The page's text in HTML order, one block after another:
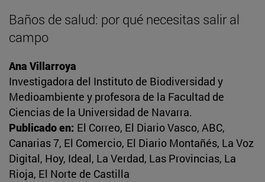
Baños de salud: por qué necesitas salir al
campo
Ana Villarroya
Investigadora del Instituto de Biodiversidad y
Medioambiente y profesora de la Facultad de
Ciencias de la Universidad de Navarra.
Publicado en: El Correo, El Diario Vasco, ABC,
Canarias 7, El Comercio, El Diario Montañés, La Voz
Digital, Hoy, Ideal, La Verdad, Las Provincias, La
Rioja, El Norte de Castilla